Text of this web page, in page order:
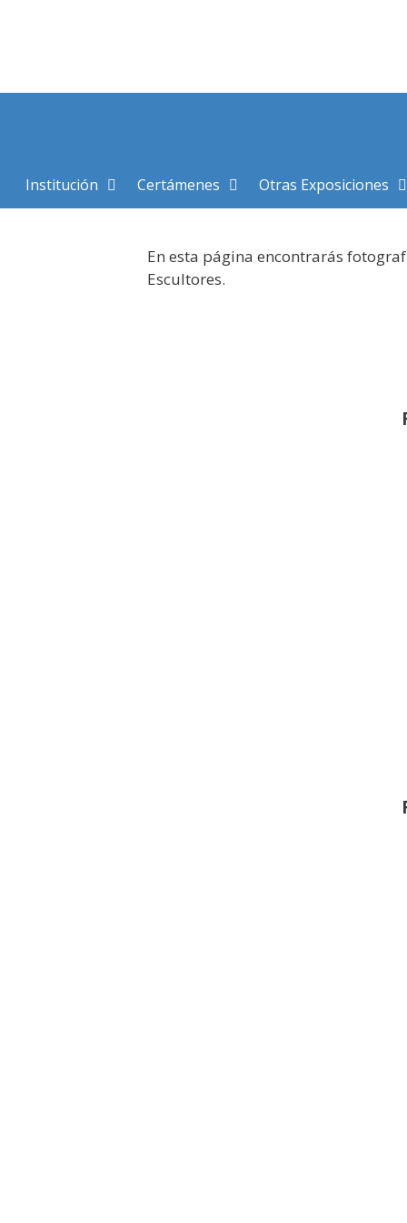
Institución Certámenes Otras Exposiciones
En esta página encontrarás
Escultores.